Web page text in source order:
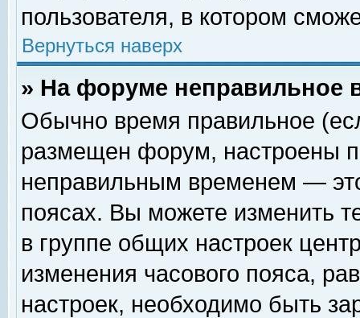
пользователя, в котором
Вернуться наверх
» На форуме неправильное
Обычно время правильное
размещен форум, настроены
неправильным временем —
поясах. Вы можете изменить
в группе общих настроек
изменения часового пояса,
настроек, необходимо быть